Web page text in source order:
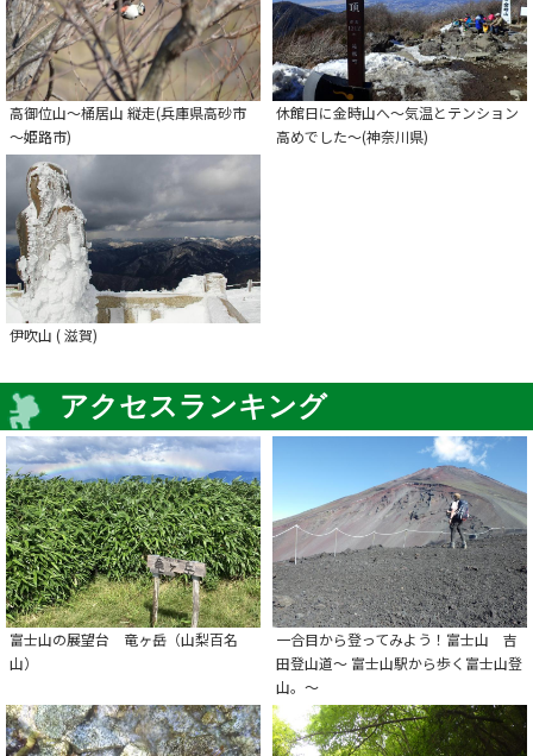
高御位山～桶居山 縦走(兵庫県高砂市
～姫路市)
休館日に金時山へ～気温とテンション
高めでした～(神奈川県)
伊吹山 ( 滋賀)
アクセスランキング
富士山の展望台 竜ヶ岳（山梨百名
山）
一合目から登ってみよう！富士山 吉
田登山道～ 富士山駅から歩く富士山登
山。～